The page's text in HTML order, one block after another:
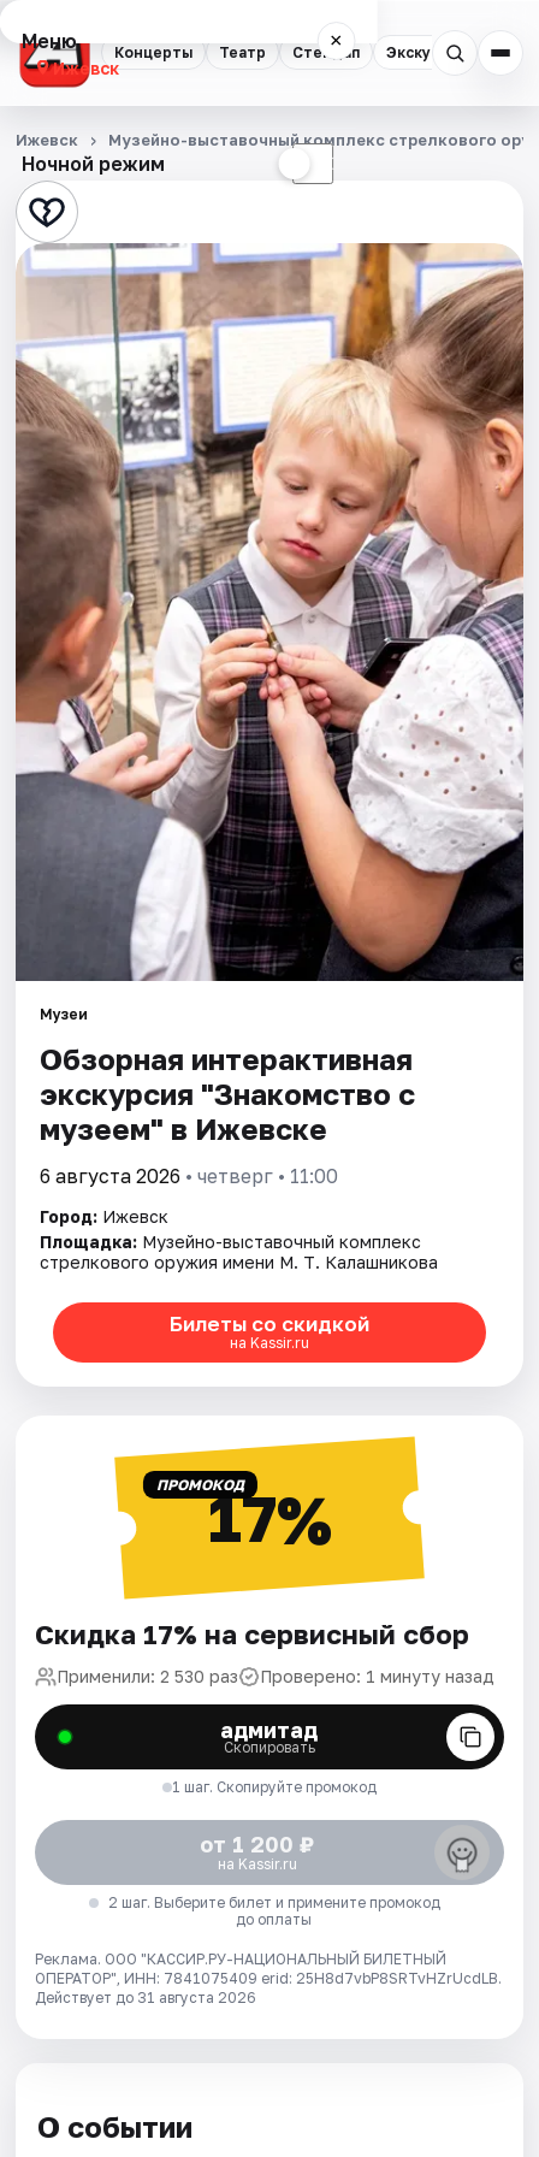
Концерты Театр Стендап Экскурсии
Меню ×
Ижевск
Концерты
Театр
Стендап
Экскурсии
Спорт
События
Города
Площадки
Артисты
Рейтинги
Ночной режим ☾
Ижевск Музейно-выставочный комплекс стрелкового
Музеи
Обзорная интерактивная
экскурсия "Знакомство с
музеем" в Ижевске
6 августа 2026 • четверг • 11:00
Город: Ижевск
Площадка: Музейно-выставочный комплекс
стрелкового оружия имени М. Т. Калашникова
Билеты со скидкой
на Kassir.ru
ПРОМОКОД17%
Скидка 17% на сервисный сбор
Применили: 2 530 раз Проверено: 1 минуту назад
адмитад
Скопировать
1 шаг. Скопируйте промокод
от 1 200 ₽
на Kassir.ru
2 шаг. Выберите билет и примените промокод
до оплаты
Реклама. ООО "КАССИР.РУ-НАЦИОНАЛЬНЫЙ БИЛЕТНЫЙ
ОПЕРАТОР", ИНН: 7841075409 erid: 25H8d7vbP8SRTvHZrUcdLB.
Действует до 31 августа 2026
О событии